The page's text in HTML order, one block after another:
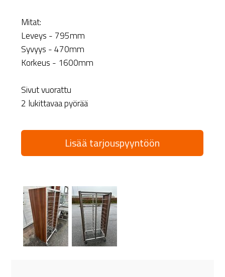
Mitat:
Leveys - 795mm
Syvyys - 470mm
Korkeus - 1600mm
Sivut vuorattu
2 lukittavaa pyörää
Lisää tarjouspyyntöön